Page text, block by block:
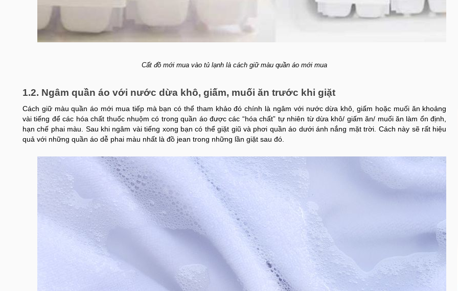
Cất đồ mới mua vào tủ lạnh là cách giữ màu quần áo mới mua
1.2. Ngâm quần áo với nước dừa khô, giấm, muối ăn trước khi giặt
Cách giữ màu quần áo mới mua tiếp mà bạn có thể tham khảo đó chính là ngâm với nước dừa khô, giấm hoặc muối ăn khoảng
vài tiếng để các hóa chất thuốc nhuộm có trong quần áo được các “hóa chất” tự nhiên từ dừa khô/ giấm ăn/ muối ăn làm ổn định,
hạn chế phai màu. Sau khi ngâm vài tiếng xong bạn có thể giặt giũ và phơi quần áo dưới ánh nắng mặt trời. Cách này sẽ rất hiệu
quả với những quần áo dễ phai màu nhất là đồ jean trong những lần giặt sau đó.